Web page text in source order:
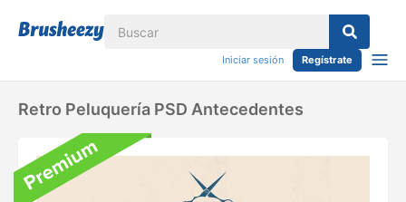
Iniciar sesión Regístrate
Retro Peluquería PSD Antecedentes